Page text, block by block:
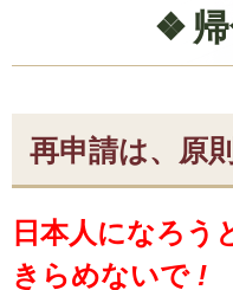
再申請は、原
日本人になろう
きらめないで !